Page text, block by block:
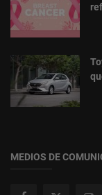
MEDIOS DE